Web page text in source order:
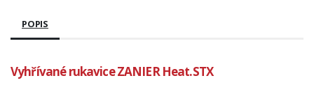
POPIS
Vyhřívané rukavice ZANIER Heat.STX